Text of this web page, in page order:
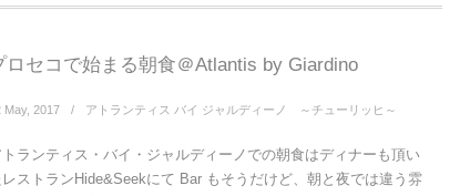
ロセコで始まる朝食＠Atlantis by Giardino
May, 2017 アトランティス バイ ジャルディーノ ～チューリッヒ～
ランティス・バイ・ジャルディーノでの朝食はディナーも頂い
ストランHide&Seekにて Bar もそうだけど、朝と夜では違う雰